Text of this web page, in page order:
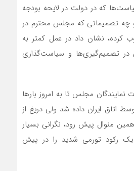
که در دولت در لایحه بودجه
و چه تصمیماتی که مجلس محترم در
۱۴۰۱ مصوب کرده، نشان داد در عمل کمتر به
تصمیم‌گیری‌ها و سیاست‌گذاری
نطق هیات نمایندگان مجلس تا به امروز بارها
اتاق ایران داده شد ولی دریغ از
منوال پیش رود، نگرانی بسیار
رکود تورمی شدید را در پیش